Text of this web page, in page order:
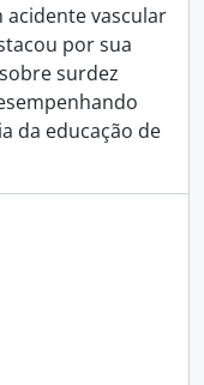
acidente vascular
por sua
surdez
da educação de